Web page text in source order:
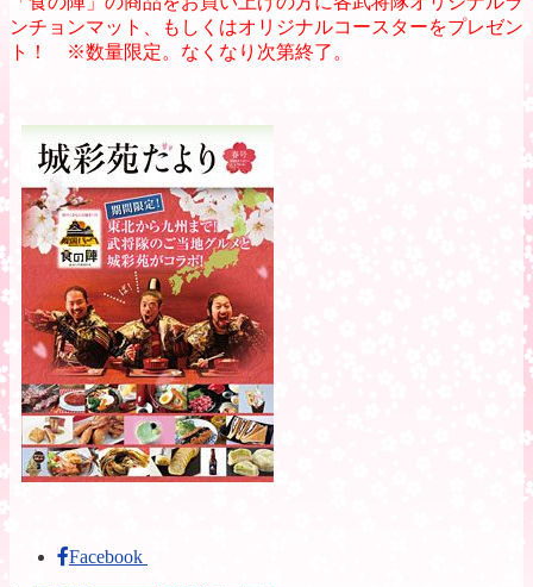
ンチョンマット、もしくはオリジナルコースターをプレゼン
ト！ ※数量限定。なくなり次第終了。
Facebook